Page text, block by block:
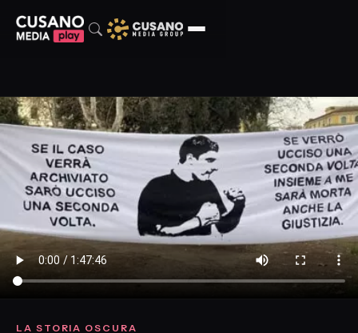
LA STORIA OSCURA